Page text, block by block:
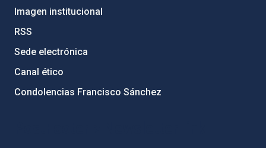
Imagen institucional
RSS
Sede electrónica
Canal ético
Condolencias Francisco Sánchez